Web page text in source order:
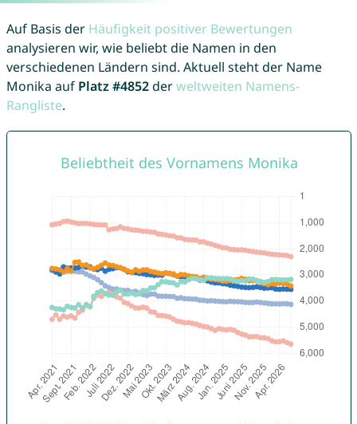
Auf Basis der Häufigkeit positiver Bewertungen
analysieren wir, wie beliebt die Namen in den
verschiedenen Ländern sind. Aktuell steht der Name
Monika auf Platz #4852derweltweiten Namens-
Rangliste.